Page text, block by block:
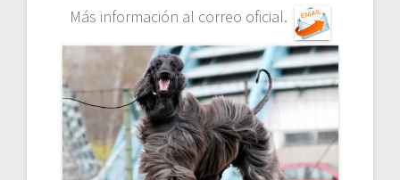
Más información al correo oficial.